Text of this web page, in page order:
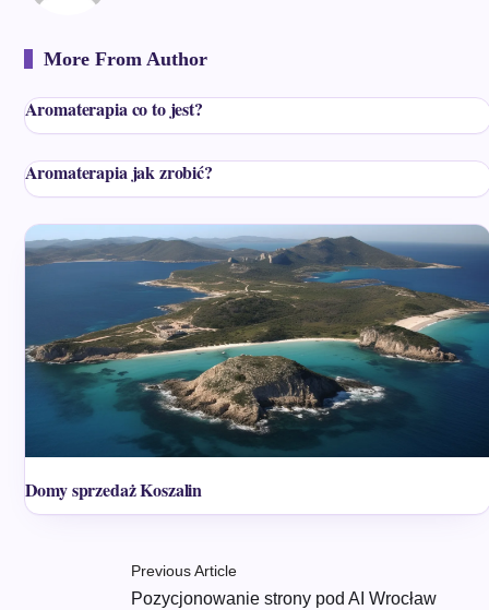
More From Author
Aromaterapia co to jest?
Aromaterapia jak zrobić?
Domy sprzedaż Koszalin
Previous Article
Pozycjonowanie strony pod AI Wrocław